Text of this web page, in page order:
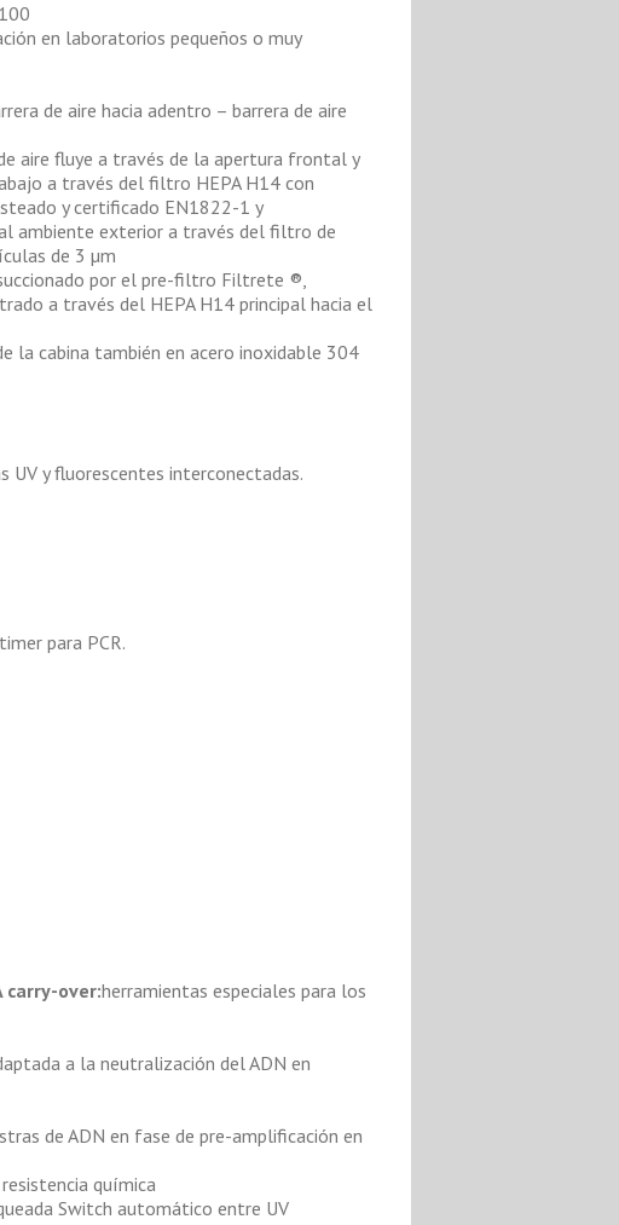
en laboratorios pequeños o muy
de aire hacia adentro – barrera de aire
aire fluye a través de la apertura frontal y
a través del filtro HEPA H14 con
y certificado EN1822-1 y
ambiente exterior a través del filtro de
de 3 µm
por el pre-filtro Filtrete ®,
a través del HEPA H14 principal hacia el
la cabina también en acero inoxidable 304
UV y fluorescentes interconectadas.
para PCR.
carry-over:herramientas especiales para los
a la neutralización del ADN en
de ADN en fase de pre-amplificación en
química
Switch automático entre UV